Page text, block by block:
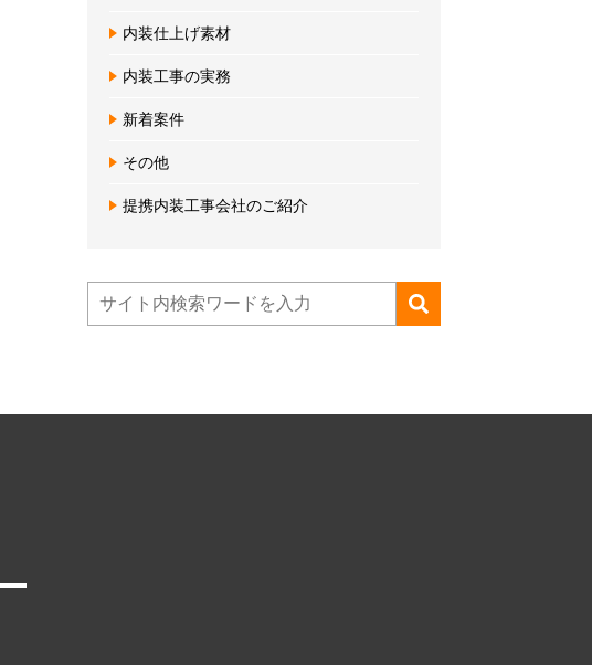
内装仕上げ素材
内装工事の実務
新着案件
その他
提携内装工事会社のご紹介